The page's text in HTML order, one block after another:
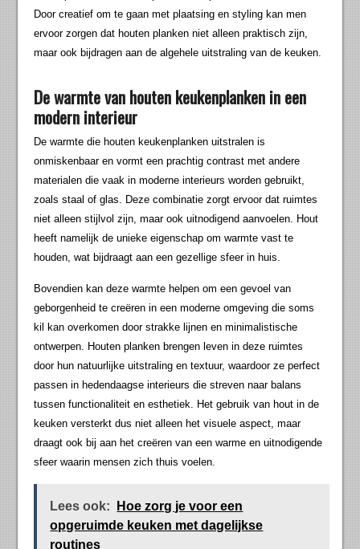
Door creatief om te gaan met plaatsing en styling kan men
ervoor zorgen dat houten planken niet alleen praktisch zijn,
maar ook bijdragen aan de algehele uitstraling van de keuken.
De warmte van houten keukenplanken in een
modern interieur
De warmte die houten keukenplanken uitstralen is
onmiskenbaar en vormt een prachtig contrast met andere
materialen die vaak in moderne interieurs worden gebruikt,
zoals staal of glas. Deze combinatie zorgt ervoor dat ruimtes
niet alleen stijlvol zijn, maar ook uitnodigend aanvoelen. Hout
heeft namelijk de unieke eigenschap om warmte vast te
houden, wat bijdraagt aan een gezellige sfeer in huis.
Bovendien kan deze warmte helpen om een gevoel van
geborgenheid te creëren in een moderne omgeving die soms
kil kan overkomen door strakke lijnen en minimalistische
ontwerpen. Houten planken brengen leven in deze ruimtes
door hun natuurlijke uitstraling en textuur, waardoor ze perfect
passen in hedendaagse interieurs die streven naar balans
tussen functionaliteit en esthetiek. Het gebruik van hout in de
keuken versterkt dus niet alleen het visuele aspect, maar
draagt ook bij aan het creëren van een warme en uitnodigende
sfeer waarin mensen zich thuis voelen.
Lees ook:
Hoe zorg je voor een
opgeruimde keuken met dagelijkse
routines